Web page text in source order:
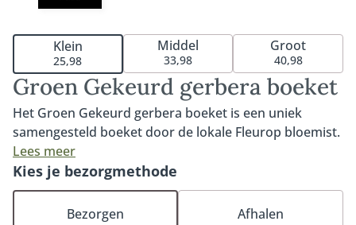
Groen Gekeurd gerbera boeket
Het Groen Gekeurd gerbera boeket is een uniek
samengesteld boeket door de lokale Fleurop bloemist.
Het boeket bestaat uit een mix van de meest mooie en
duurzaam gekwalificeerde MPS-A+ of MPS-A gerbera's.
MPS-ABC is het wereldwijde certificaat dat
duurzaamheid van bloemen aantoonbaar maakt. Door
Lees meer
Klein
25,98
Middel
33,98
Groot
40,98
Kies je bezorgmethode
Bezorgen Afhalen